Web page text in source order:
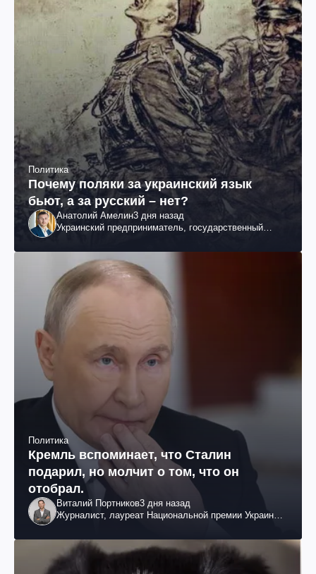
Политика
Почему поляки за украинский язык
бьют, а за русский – нет?
Анатолий Амелин3 дня назад
Украинский предприниматель, государственный
Политика
Кремль вспоминает, что Сталин
подарил, но молчит о том, что он
отобрал.
Виталий Портников3 дня назад
Журналист, лауреат Национальной премии Украины